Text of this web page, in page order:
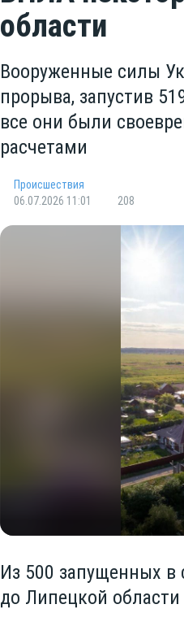
области
Вооруженные силы
прорыва, запустив
все они были
расчетами
Происшествия
06.07.2026 11:01
208
Из 500 запущенных в
до Липецкой области